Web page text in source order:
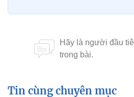
Tin cùng chuyên mục